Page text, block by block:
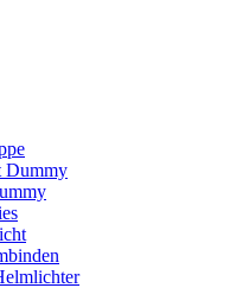
Dummy